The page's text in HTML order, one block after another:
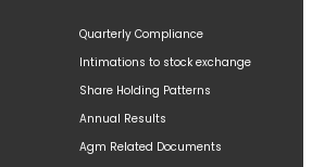
Quarterly Compliance
Intimations to stock exchange
Share Holding Patterns
Annual Results
Agm Related Documents